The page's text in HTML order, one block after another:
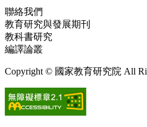
聯絡我們
教育研究與發展期刊
教科書研究
編譯論叢
Copyright © 國家教育研究院 All